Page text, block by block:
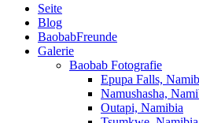
Primäres
Menü
Seite
Blog
BaobabFreunde
Galerie
Baobab Fotografie
Epupa Falls,
Namushasha,
Outapi, Namibia